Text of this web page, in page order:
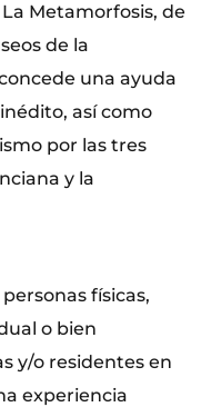
Metamorfosis, de
de la
una ayuda
así como
por las tres
y la
físicas,
o bien
y/o residentes en
experiencia